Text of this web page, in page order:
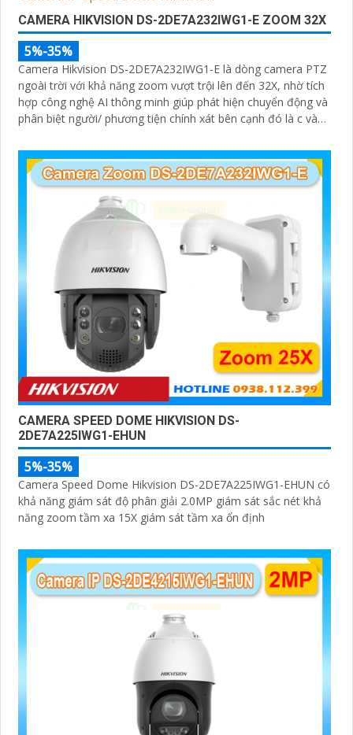
CAMERA HIKVISION DS-2DE7A232IWG1-E ZOOM 32X
5%-35%
Camera Hikvision DS-2DE7A232IWG1-E là dòng camera PTZ
ngoài trời với khả năng zoom vượt trội lên đến 32X, nhờ tích
hợp công nghệ AI thông minh giúp phát hiện chuyển động và
phân biệt người/ phương tiện chính xát bên cạnh đó là c và
thanh
CAMERA SPEED DOME HIKVISION DS-
2DE7A225IWG1-EHUN
5%-35%
Camera Speed Dome Hikvision DS-2DE7A225IWG1-EHUN có
khả năng giám sát độ phân giải 2.0MP giám sát sắc nét khả
năng zoom tầm xa 15X giám sát tầm xa ổn định